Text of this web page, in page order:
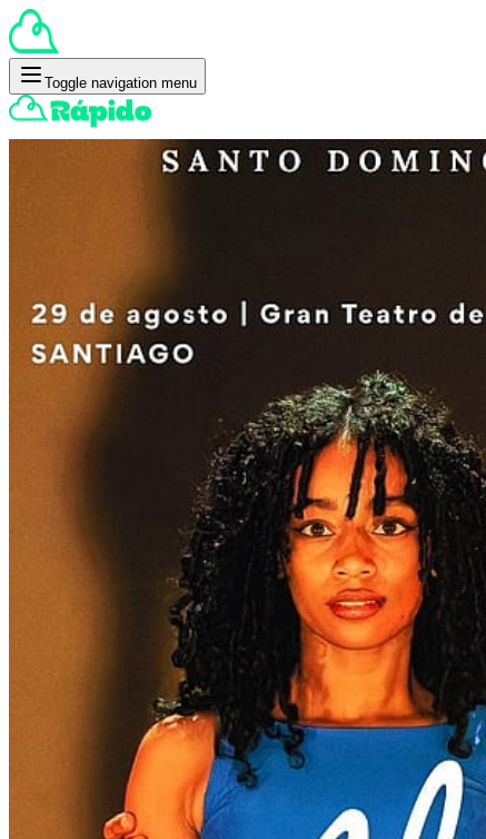
Toggle navigation menu